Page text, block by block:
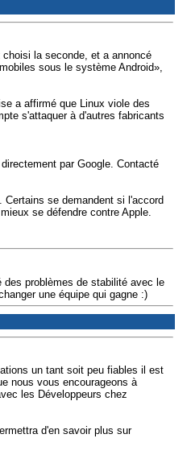
la seconde, et a annoncé
sous le système Android»,
a affirmé que Linux viole des
s'attaquer à d'autres fabricants
par Google. Contacté
se demandent si l'accord
se défendre contre Apple.
problèmes de stabilité avec le
une équipe qui gagne :)
un tant soit peu fiables il est
nous vous encourageons à
les Développeurs chez
d'en savoir plus sur